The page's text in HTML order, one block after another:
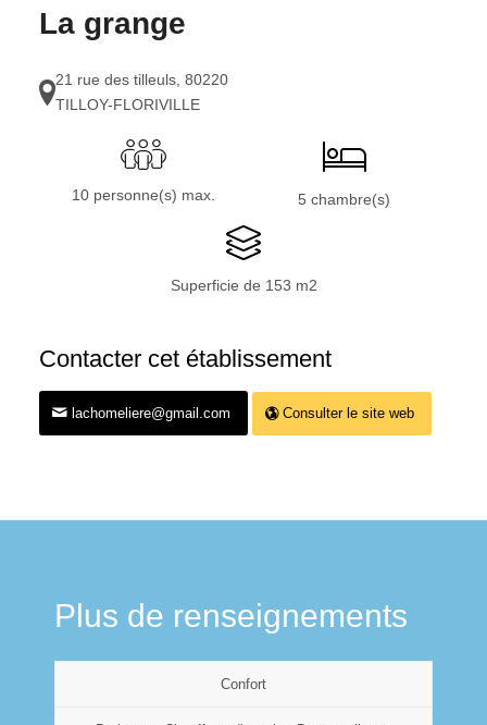
La grange
21 rue des tilleuls, 80220
TILLOY-FLORIVILLE
10 personne(s) max. 5 chambre(s)
Superficie de 153 m2
Contacter cet établissement
lachomeliere@gmail.com Consulter le site web
Plus de renseignements
Confort